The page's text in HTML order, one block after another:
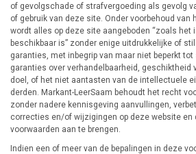
of gevolgschade of strafvergoeding als gevolg
of gebruik van deze site. Onder voorbehoud van
wordt alles op deze site aangeboden “zoals het
beschikbaar is” zonder enige uitdrukkelijke of
garanties, met inbegrip van maar niet beperkt
garanties over verhandelbaarheid, geschiktheid
doel, of het niet aantasten van de intellectuele
derden. Markant-LeerSaam behoudt het recht
zonder nadere kennisgeving aanvullingen,
correcties en/of wijzigingen op deze website en
voorwaarden aan te brengen.
Indien een of meer van de bepalingen in deze